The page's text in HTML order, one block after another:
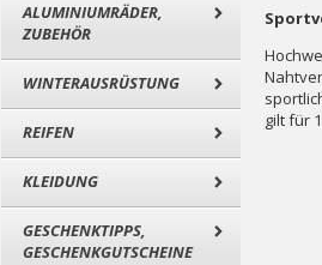
ALUMINIUMRÄDER,
ZUBEHÖR
WINTERAUSRÜSTUNG
REIFEN
KLEIDUNG
GESCHENKTIPPS,
GESCHENKGUTSCHEINE
gilt für